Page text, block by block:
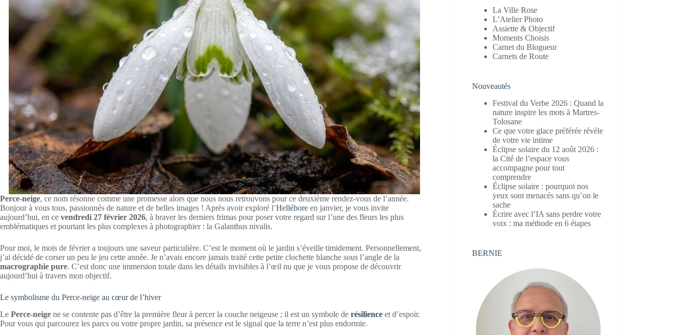
Perce-neige, ce nom résonne comme une promesse alors que nous nous retrouvons pour ce deuxième rendez-vous de l’année.
Bonjour à vous tous, passionnés de nature et de belles images ! Après avoir exploré l’Hellébore en janvier, je vous invite
aujourd’hui, en ce vendredi 27 février 2026, à braver les derniers frimas pour poser votre regard sur l’une des fleurs les plus
emblématiques et pourtant les plus complexes à photographier : la Galanthus nivalis.
Pour moi, le mois de février a toujours une saveur particulière. C’est le moment où le jardin s’éveille timidement. Personnellement,
j’ai décidé de corser un peu le jeu cette année. Je n’avais encore jamais traité cette petite clochette blanche sous l’angle de la
macrographie pure. C’est donc une immersion totale dans les détails invisibles à l’œil nu que je vous propose de découvrir
aujourd’hui à travers mon objectif.
Le symbolisme du Perce-neige au cœur de l’hiver
Le Perce-neige ne se contente pas d’être la première fleur à percer la couche neigeuse ; il est un symbole de résilience et d’espoir.
Pour vous qui parcourez les parcs ou votre propre jardin, sa présence est le signal que la terre n’est plus endormie.
La Ville Rose
L’Atelier Photo
Assiette & Objectif
Moments Choisis
Carnet du Blogueur
Carnets de Route
Nouveautés
Festival du Verbe 2026 : Quand la
nature inspire les mots à Martres-
Tolosane
Ce que votre glace préférée révèle
de votre vie intime
Éclipse solaire du 12 août 2026 :
la Cité de l’espace vous
accompagne pour tout
comprendre
Éclipse solaire : pourquoi nos
yeux sont menacés sans qu’on le
sache
Écrire avec l’IA sans perdre votre
voix : ma méthode en 6 étapes
BERNIE